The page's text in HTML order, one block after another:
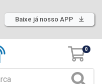
Baixe já nosso APP
0